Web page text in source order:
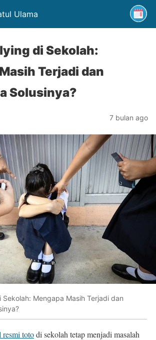
Ulama
di Sekolah:
Terjadi dan
Solusinya?
7 bulan ago
Sekolah: Mengapa Masih Terjadi dan
resmi totodi sekolah tetap menjadi masalah